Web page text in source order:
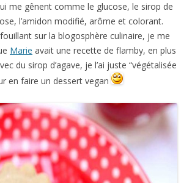
me gênent comme le glucose, le sirop de
l’amidon modifié, arôme et colorant.
sur la blogosphère culinaire, je me
Marie avait une recette de flamby, en plus
du sirop d’agave, je l’ai juste “végétalisée
en faire un dessert vegan